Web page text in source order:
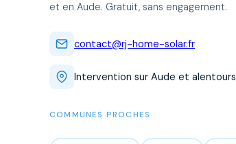
et en Aude. Gratuit, sans engagement.
contact@rj-home-solar.fr
Intervention sur Aude et alentours
COMMUNES PROCHES